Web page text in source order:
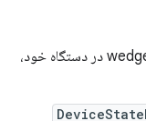
برای فعال کردن پشتیبانی از حالت‌های tent و wedge در دستگاه خود،